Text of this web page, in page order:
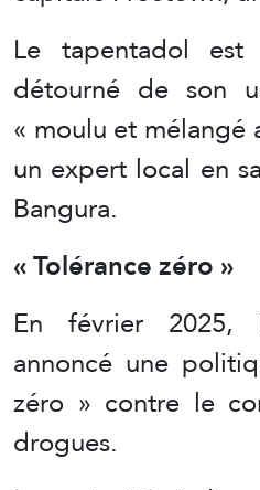
Le tapentadol
détourné de son
« moulu et mélangé
un expert local en
Bangura.
« Tolérance zéro »
En février 2025,
annoncé une
zéro » contre le
drogues.